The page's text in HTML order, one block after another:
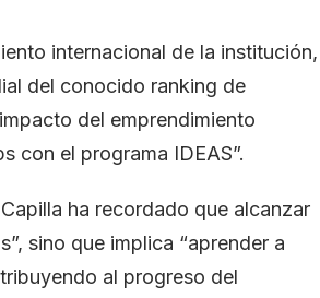
internacional de la institución,
del conocido ranking de
del emprendimiento
con el programa IDEAS”.
ha recordado que alcanzar
sino que implica “aprender a
al progreso del